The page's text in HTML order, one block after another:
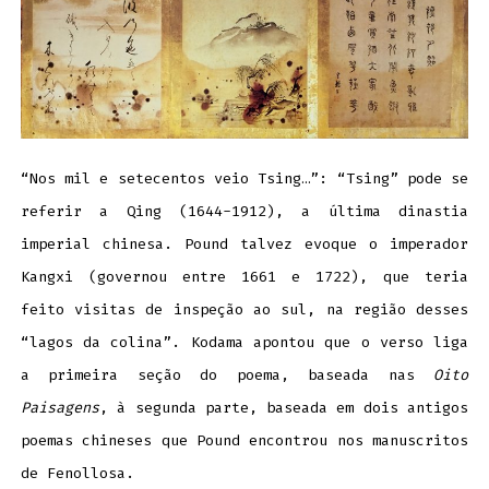
“Nos mil e setecentos veio Tsing…”: “Tsing” pode se
referir a Qing (1644-1912), a última dinastia
imperial chinesa. Pound talvez evoque o imperador
Kangxi (governou entre 1661 e 1722), que teria
feito visitas de inspeção ao sul, na região desses
“lagos da colina”. Kodama apontou que o verso liga
a primeira seção do poema, baseada nas Oito
Paisagens, à segunda parte, baseada em dois antigos
poemas chineses que Pound encontrou nos manuscritos
de Fenollosa.